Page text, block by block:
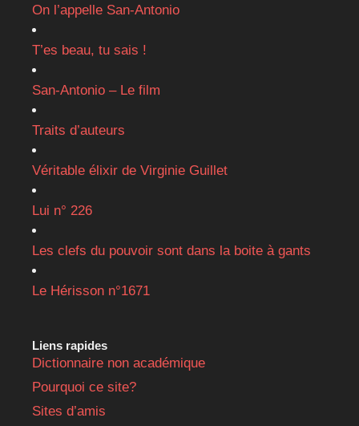
On l’appelle San-Antonio
T’es beau, tu sais !
San-Antonio – Le film
Traits d’auteurs
Véritable élixir de Virginie Guillet
Lui n° 226
Les clefs du pouvoir sont dans la boite à gants
Le Hérisson n°1671
Liens rapides
Dictionnaire non académique
Pourquoi ce site?
Sites d’amis